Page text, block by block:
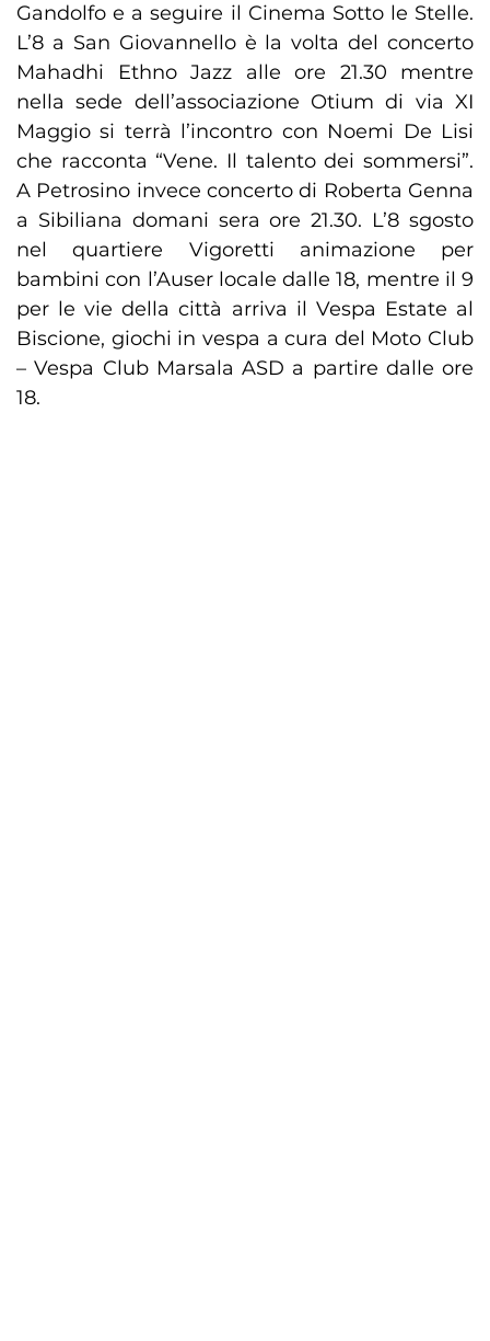
Gandolfo e a seguire il Cinema Sotto le Stelle.
L’8 a San Giovannello è la volta del concerto
Mahadhi Ethno Jazz alle ore 21.30 mentre
nella sede dell’associazione Otium di via XI
Maggio si terrà l’incontro con Noemi De Lisi
che racconta “Vene. Il talento dei sommersi”.
A Petrosino invece concerto di Roberta Genna
a Sibiliana domani sera ore 21.30. L’8 sgosto
nel quartiere Vigoretti animazione per
bambini con l’Auser locale dalle 18, mentre il 9
per le vie della città arriva il Vespa Estate al
Biscione, giochi in vespa a cura del Moto Club
– Vespa Club Marsala ASD a partire dalle ore
18.